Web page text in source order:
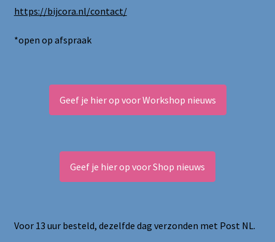
https://bijcora.nl/contact/
*open op afspraak
Geef je hier op voor Workshop nieuws
Geef je hier op voor Shop nieuws
Voor 13 uur besteld, dezelfde dag verzonden met Post NL.